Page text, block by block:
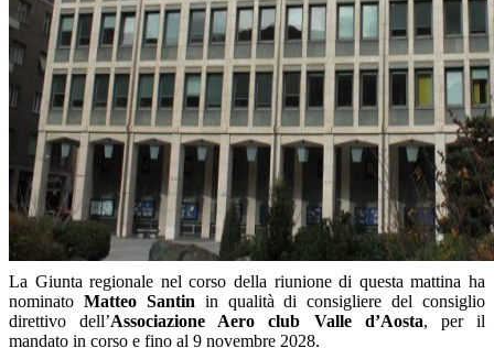
La Giunta regionale nel corso della riunione di questa mattina ha
nominato Matteo Santinin qualità di consigliere del consiglio
direttivo dell’Associazione Aero club Valle d’Aosta, per il
mandato in corso e fino al 9 novembre 2028.